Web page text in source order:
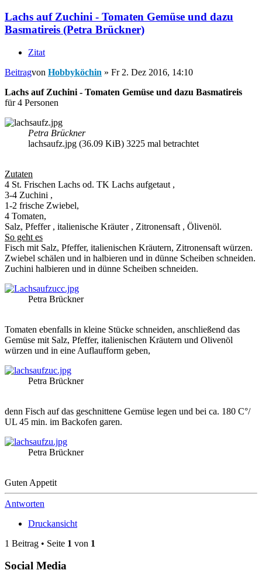
Lachs auf Zuchini - Tomaten Gemüse und dazu
Basmatireis (Petra Brückner)
Zitat
Beitragvon Hobbyköchin » Fr 2. Dez 2016, 14:10
Lachs auf Zuchini - Tomaten Gemüse und dazu Basmatireis
für 4 Personen
Petra Brückner
lachsaufz.jpg (36.09 KiB) 3225 mal betrachtet
Zutaten
4 St. Frischen Lachs od. TK Lachs aufgetaut ,
3-4 Zuchini ,
1-2 frische Zwiebel,
4 Tomaten,
Salz, Pfeffer , italienische Kräuter , Zitronensaft , Ölivenöl.
So geht es
Fisch mit Salz, Pfeffer, italienischen Kräutern, Zitronensaft würzen.
Zwiebel schälen und in halbieren und in dünne Scheiben schneiden.
Zuchini halbieren und in dünne Scheiben schneiden.
Petra Brückner
Tomaten ebenfalls in kleine Stücke schneiden, anschließend das
Gemüse mit Salz, Pfeffer, italienischen Kräutern und Olivenöl
würzen und in eine Auflaufform geben,
Petra Brückner
denn Fisch auf das geschnittene Gemüse legen und bei ca. 180 C°/
UL 45 min. im Backofen garen.
Petra Brückner
Guten Appetit
Antworten
Druckansicht
1 Beitrag • Seite 1 von 1
Social Media